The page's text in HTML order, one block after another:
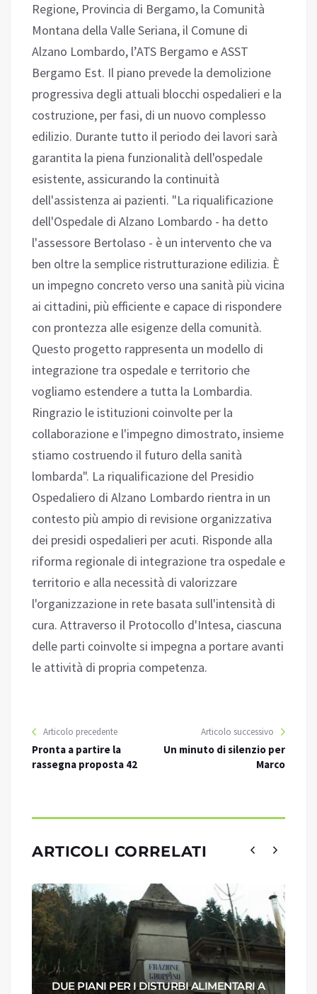
Regione, Provincia di Bergamo, la Comunità
Montana della Valle Seriana, il Comune di
Alzano Lombardo, l’ATS Bergamo e ASST
Bergamo Est. Il piano prevede la demolizione
progressiva degli attuali blocchi ospedalieri e la
costruzione, per fasi, di un nuovo complesso
edilizio. Durante tutto il periodo dei lavori sarà
garantita la piena funzionalità dell'ospedale
esistente, assicurando la continuità
dell'assistenza ai pazienti. "La riqualificazione
dell'Ospedale di Alzano Lombardo - ha detto
l'assessore Bertolaso - è un intervento che va
ben oltre la semplice ristrutturazione edilizia. È
un impegno concreto verso una sanità più vicina
ai cittadini, più efficiente e capace di rispondere
con prontezza alle esigenze della comunità.
Questo progetto rappresenta un modello di
integrazione tra ospedale e territorio che
vogliamo estendere a tutta la Lombardia.
Ringrazio le istituzioni coinvolte per la
collaborazione e l'impegno dimostrato, insieme
stiamo costruendo il futuro della sanità
lombarda". La riqualificazione del Presidio
Ospedaliero di Alzano Lombardo rientra in un
contesto più ampio di revisione organizzativa
dei presidi ospedalieri per acuti. Risponde alla
riforma regionale di integrazione tra ospedale e
territorio e alla necessità di valorizzare
l'organizzazione in rete basata sull'intensità di
cura. Attraverso il Protocollo d'Intesa, ciascuna
delle parti coinvolte si impegna a portare avanti
le attività di propria competenza.
Articolo precedente
Pronta a partire la
rassegna proposta 42
Articolo successivo
Un minuto di silenzio per
Marco
ARTICOLI CORRELATI
DUE PIANI PER I DISTURBI ALIMENTARI A